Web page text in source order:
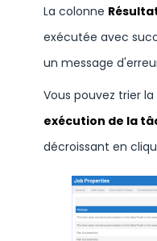
La colonne
exécutée avec
un message
Vous pouvez trier
exécution de la
décroissant en